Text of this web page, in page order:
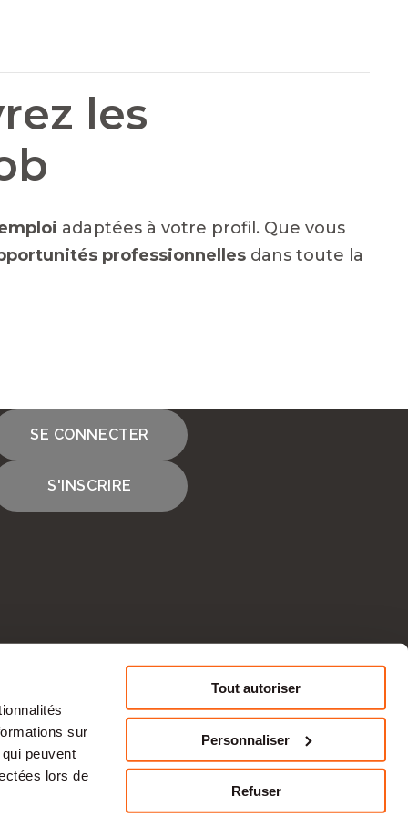
sur
peuvent
lors de
Tout autoriser
Personnaliser
Refuser
les
adaptées à votre profil. Que vous
professionnelles dans toute la
en ressources humaines et à une
économique durable et des
SE CONNECTER
S'INSCRIRE
CONTACTEZ-NOUS